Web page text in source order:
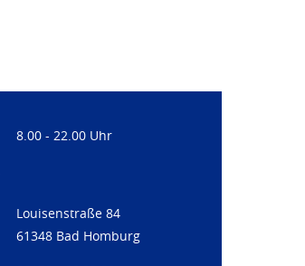
8.00 - 22.00 Uhr
Louisenstraße 84
61348 Bad Homburg